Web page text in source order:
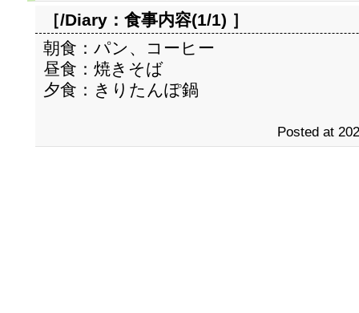
［/Diary： 食事内容(1/1) ］
朝食：パン、コーヒー
昼食：焼きそば
夕食：きりたんぽ鍋
Posted at